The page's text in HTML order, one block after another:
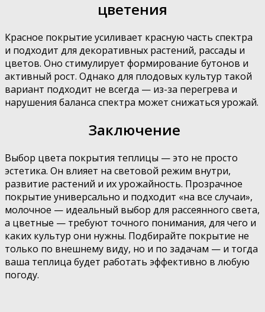
цветения
Красное покрытие усиливает красную часть спектра
и подходит для декоративных растений, рассады и
цветов. Оно стимулирует формирование бутонов и
активный рост. Однако для плодовых культур такой
вариант подходит не всегда — из-за перегрева и
нарушения баланса спектра может снижаться урожай.
Заключение
Выбор цвета покрытия теплицы — это не просто
эстетика. Он влияет на световой режим внутри,
развитие растений и их урожайность. Прозрачное
покрытие универсально и подходит «на все случаи»,
молочное — идеальный выбор для рассеянного света,
а цветные — требуют точного понимания, для чего и
каких культур они нужны. Подбирайте покрытие не
только по внешнему виду, но и по задачам — и тогда
ваша теплица будет работать эффективно в любую
погоду.